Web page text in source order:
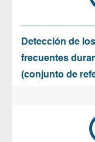
Detección de
frecuentes
(conjunto de